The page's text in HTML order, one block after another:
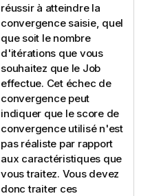
réussir à atteindre la
convergence saisie, quel
que soit le nombre
d'itérations que vous
souhaitez que le Job
effectue. Cet échec de
convergence peut
indiquer que le score de
convergence utilisé n'est
pas réaliste par rapport
aux caractéristiques que
vous traitez. Vous devez
donc traiter ces